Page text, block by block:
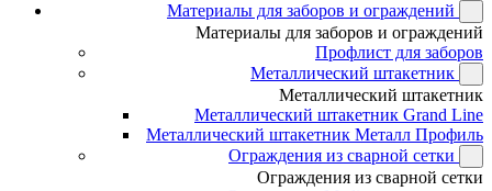
Материалы для заборов и ограждений
Материалы для заборов и ограждений
Профлист для заборов
Металлический штакетник
Металлический штакетник
Металлический штакетник Grand Line
Металлический штакетник Металл Профиль
Ограждения из сварной сетки
Ограждения из сварной сетки